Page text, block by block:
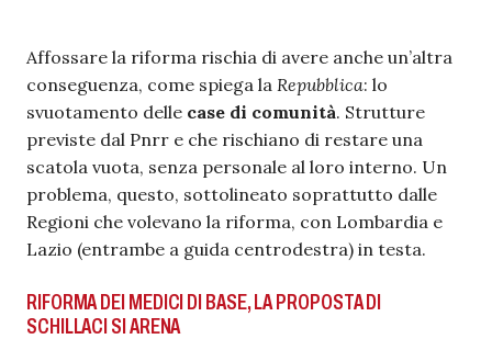
Affossare la riforma rischia di avere anche un’altra
conseguenza, come spiega la Repubblica: lo
svuotamento delle case di comunità. Strutture
previste dal Pnrr e che rischiano di restare una
scatola vuota, senza personale al loro interno. Un
problema, questo, sottolineato soprattutto dalle
Regioni che volevano la riforma, con Lombardia e
Lazio (entrambe a guida centrodestra) in testa.
RIFORMA DEI MEDICI DI BASE, LA PROPOSTA DI
SCHILLACI SI ARENA